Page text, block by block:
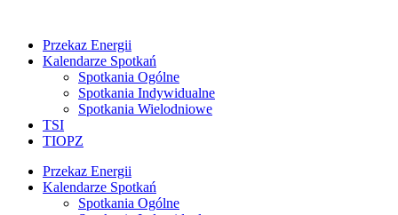
Przekaz Energii
Kalendarze Spotkań
Spotkania Ogólne
Spotkania Indywidualne
Spotkania Wielodniowe
TSI
TIOPZ
Przekaz Energii
Kalendarze Spotkań
Spotkania Ogólne